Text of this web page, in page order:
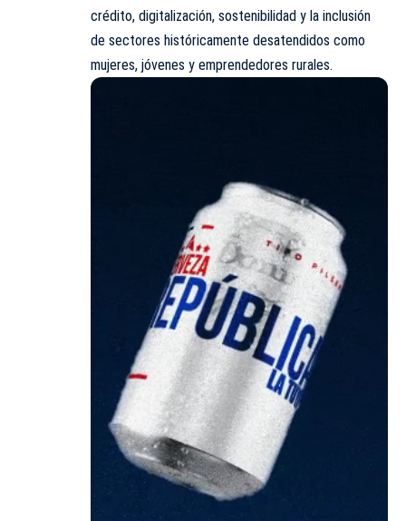
crédito, digitalización, sostenibilidad y la inclusión
de sectores históricamente desatendidos como
mujeres, jóvenes y emprendedores rurales.